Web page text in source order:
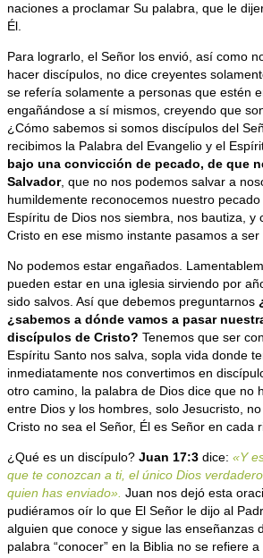
naciones a proclamar Su palabra, que le
Él.
Para lograrlo, el Señor los envió, así como
hacer discípulos, no dice creyentes
se refería solamente a personas que estén
engañándose a sí mismos, creyendo que
¿Cómo sabemos si somos discípulos del
recibimos la Palabra del Evangelio y el
bajo una convicción de pecado, de que
Salvador, que no nos podemos salvar a
humildemente reconocemos nuestro
Espíritu de Dios nos siembra, nos bautiza, y
Cristo en ese mismo instante pasamos a
No podemos estar engañados.
pueden estar en una iglesia sirviendo por
sido salvos. Así que debemos preguntarnos
¿sabemos a dónde vamos a pasar
discípulos de Cristo? Tenemos que ser
Espíritu Santo nos salva, sopla vida donde
inmediatamente nos convertimos en
otro camino, la palabra de Dios dice que no
entre Dios y los hombres, solo Jesucristo,
Cristo no sea el Señor, Él es Señor en cada
¿Qué es un discípulo? Juan 17:3 dice: «Y
que te conozcan a ti, el único Dios
quien has enviado». Juan nos dejó esta
pudiéramos oír lo que El Señor le dijo al
alguien que conoce y sigue las enseñanzas
palabra “conocer” en la Biblia no se refiere